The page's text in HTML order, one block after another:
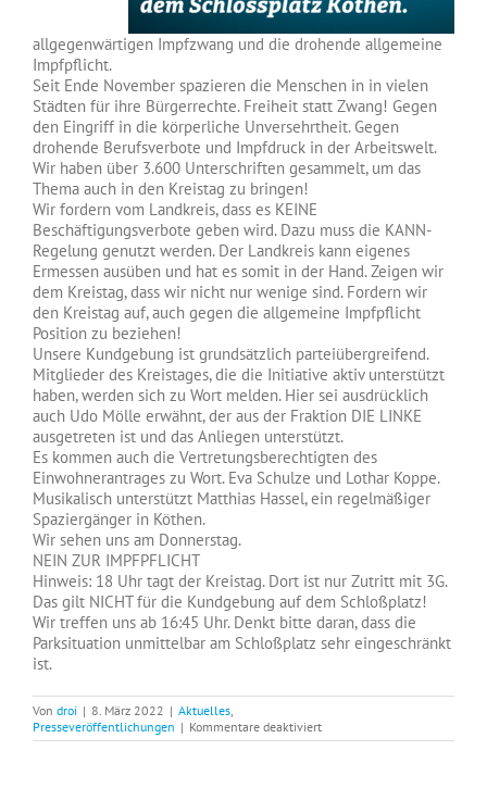
allgegenwärtigen Impfzwang und die drohende allgemeine
Impfpflicht.
Seit Ende November spazieren die Menschen in in vielen
Städten für ihre Bürgerrechte. Freiheit statt Zwang! Gegen
den Eingriff in die körperliche Unversehrtheit. Gegen
drohende Berufsverbote und Impfdruck in der Arbeitswelt.
Wir haben über 3.600 Unterschriften gesammelt, um das
Thema auch in den Kreistag zu bringen!
Wir fordern vom Landkreis, dass es KEINE
Beschäftigungsverbote geben wird. Dazu muss die KANN-
Regelung genutzt werden. Der Landkreis kann eigenes
Ermessen ausüben und hat es somit in der Hand. Zeigen wir
dem Kreistag, dass wir nicht nur wenige sind. Fordern wir
den Kreistag auf, auch gegen die allgemeine Impfpflicht
Position zu beziehen!
Unsere Kundgebung ist grundsätzlich parteiübergreifend.
Mitglieder des Kreistages, die die Initiative aktiv unterstützt
haben, werden sich zu Wort melden. Hier sei ausdrücklich
auch Udo Mölle erwähnt, der aus der Fraktion DIE LINKE
ausgetreten ist und das Anliegen unterstützt.
Es kommen auch die Vertretungsberechtigten des
Einwohnerantrages zu Wort. Eva Schulze und Lothar Koppe.
Musikalisch unterstützt Matthias Hassel, ein regelmäßiger
Spaziergänger in Köthen.
Wir sehen uns am Donnerstag.
NEIN ZUR IMPFPFLICHT
Hinweis: 18 Uhr tagt der Kreistag. Dort ist nur Zutritt mit 3G.
Das gilt NICHT für die Kundgebung auf dem Schloßplatz!
Wir treffen uns ab 16:45 Uhr. Denkt bitte daran, dass die
Parksituation unmittelbar am Schloßplatz sehr eingeschränkt
ist.
Von droi | 8. März 2022 | Aktuelles
Presseveröffentlichungen | Kommentare deaktiviertfür
NEIN